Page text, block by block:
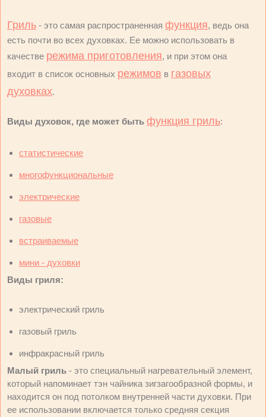
Гриль - это самая распространенная функция, ведь она
есть почти во всех духовках. Ее можно использовать в
качестве режима приготовления, и при этом она
входит в список основных режимов в газовых
духовках.
Виды духовок, где может быть функция гриль:
статистические
многофункциональные
электрические
газовые
встраиваемые
мини - духовки
Виды гриля:
электрический гриль
газовый гриль
инфракрасный гриль
Малый гриль - это специальный нагревательный элемент,
который напоминает тэн чайника зигзагообразной формы, и
находится он под потолком внутренней части духовки. При
ее использовании включается только средняя секция